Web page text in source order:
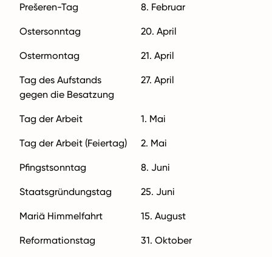
Prešeren-Tag 8. Februar
Ostersonntag 20. April
Ostermontag 21. April
Tag des Aufstands
gegen die Besatzung
27. April
Tag der Arbeit 1. Mai
Tag der Arbeit (Feiertag) 2. Mai
Pfingstsonntag 8. Juni
Staatsgründungstag 25. Juni
Mariä Himmelfahrt 15. August
Reformationstag 31. Oktober